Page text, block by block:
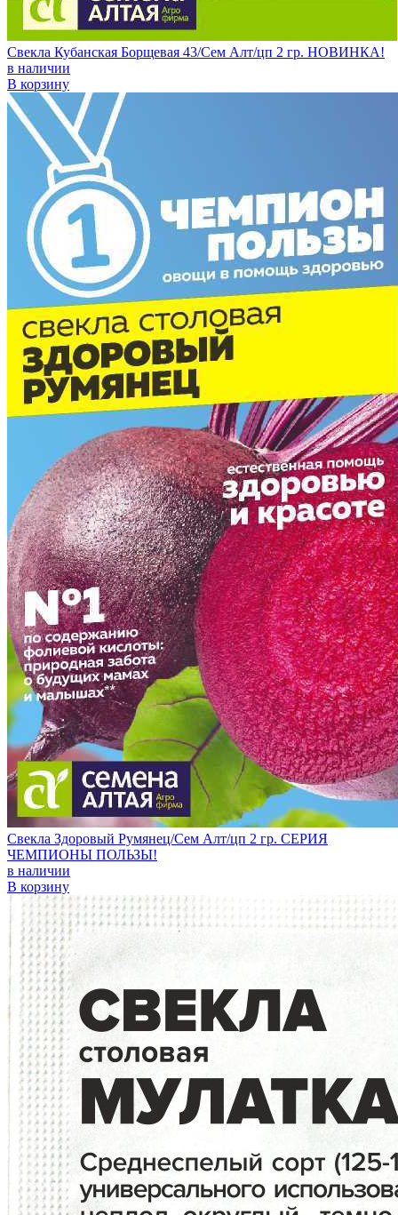
Свекла Кубанская Борщевая 43/Сем Алт/цп 2 гр. НОВИНКА!
в наличии
В корзину
Свекла Здоровый Румянец/Сем Алт/цп 2 гр. СЕРИЯ
ЧЕМПИОНЫ ПОЛЬЗЫ!
в наличии
В корзину